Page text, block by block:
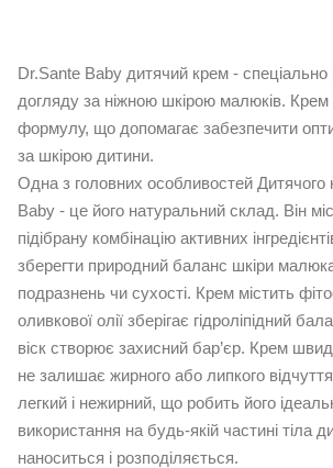
Dr.Sante Baby дитячий крем -
догляду за ніжною шкірою малюків.
формулу, що допомагає забезпечити
за шкірою дитини.
Одна з головних особливостей Дитячого
Baby - це його натуральний склад. Він
підібрану комбінацію активних
зберегти природний баланс шкіри малюка
подразнень чи сухості. Крем містить
оливкової олії зберігає гідроліпідний
віск створює захисний бар’єр. Крем
не залишає жирного або липкого відчуття
легкий і нежирний, що робить його
використання на будь-якій частині тіла
наноситься і розподіляється.